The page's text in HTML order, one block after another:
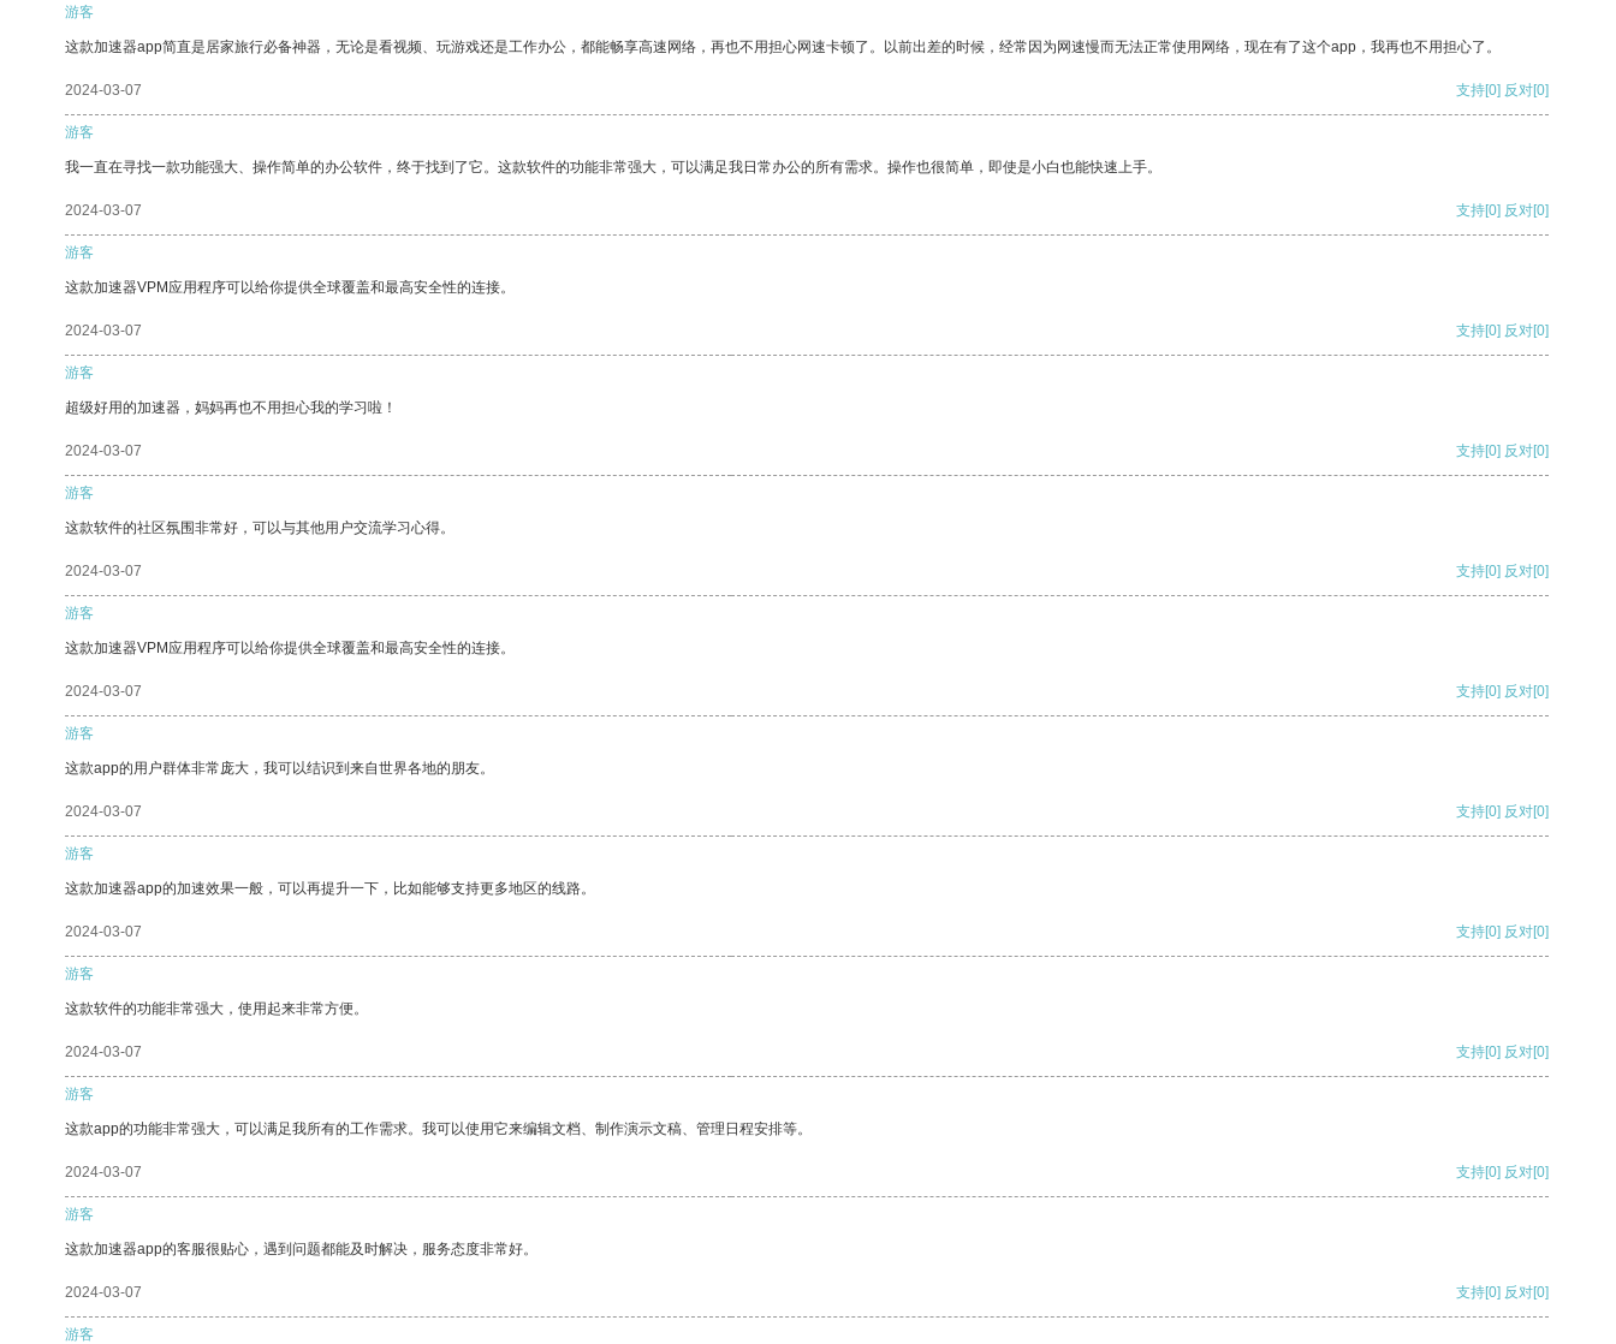
游客
这款加速器app简直是居家旅行必备神器，无论是看视频、玩游戏还是工作办公，都能畅享高速网络，再也不用担心网速卡顿了。以前出差的时候，经常因为网速慢而无法正常使用网络，现在有了这个app，我再也不用担心了。
2024-03-07 支持[0] 反对[0]
游客
我一直在寻找一款功能强大、操作简单的办公软件，终于找到了它。这款软件的功能非常强大，可以满足我日常办公的所有需求。操作也很简单，即使是小白也能快速上手。
2024-03-07 支持[0] 反对[0]
游客
这款加速器VPM应用程序可以给你提供全球覆盖和最高安全性的连接。
2024-03-07 支持[0] 反对[0]
游客
超级好用的加速器，妈妈再也不用担心我的学习啦！
2024-03-07 支持[0] 反对[0]
游客
这款软件的社区氛围非常好，可以与其他用户交流学习心得。
2024-03-07 支持[0] 反对[0]
游客
这款加速器VPM应用程序可以给你提供全球覆盖和最高安全性的连接。
2024-03-07 支持[0] 反对[0]
游客
这款app的用户群体非常庞大，我可以结识到来自世界各地的朋友。
2024-03-07 支持[0] 反对[0]
游客
这款加速器app的加速效果一般，可以再提升一下，比如能够支持更多地区的线路。
2024-03-07 支持[0] 反对[0]
游客
这款软件的功能非常强大，使用起来非常方便。
2024-03-07 支持[0] 反对[0]
游客
这款app的功能非常强大，可以满足我所有的工作需求。我可以使用它来编辑文档、制作演示文稿、管理日程安排等。
2024-03-07 支持[0] 反对[0]
游客
这款加速器app的客服很贴心，遇到问题都能及时解决，服务态度非常好。
2024-03-07 支持[0] 反对[0]
游客